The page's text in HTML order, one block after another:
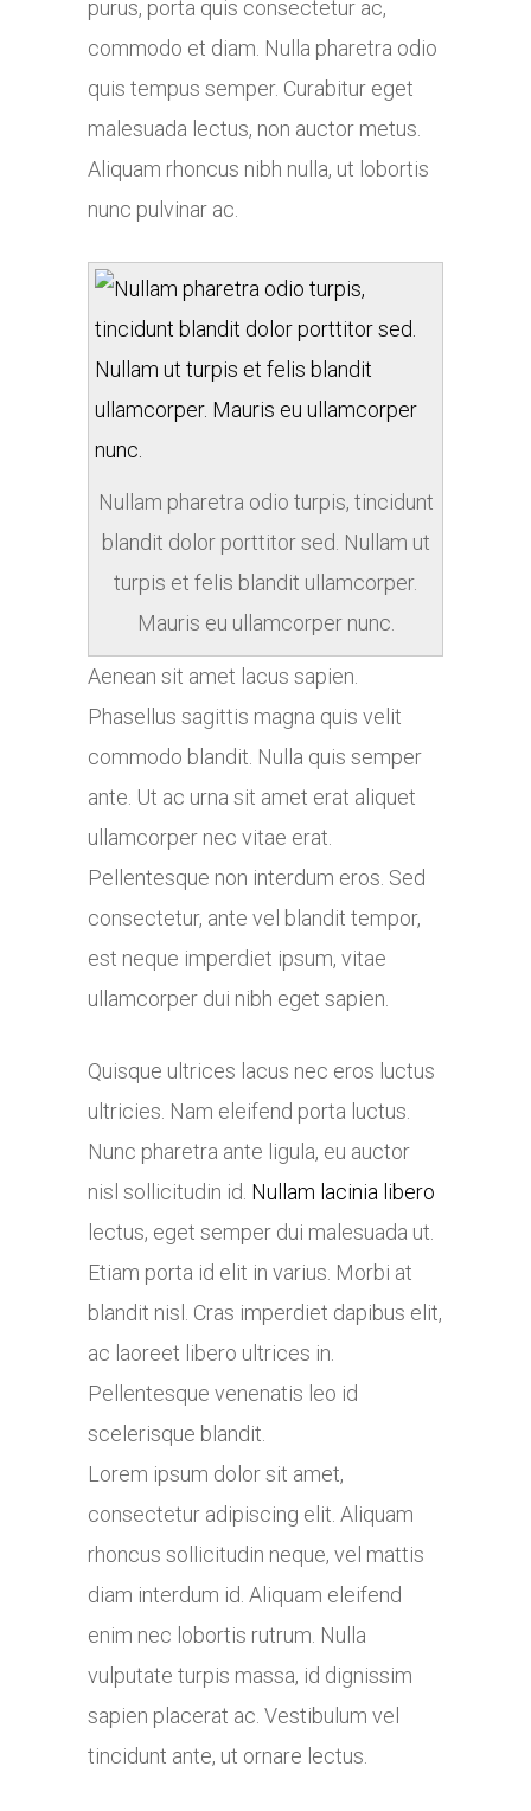
purus, porta quis consectetur ac,
commodo et diam. Nulla pharetra odio
quis tempus semper. Curabitur eget
malesuada lectus, non auctor metus.
Aliquam rhoncus nibh nulla, ut lobortis
nunc pulvinar ac.
Nullam pharetra odio turpis, tincidunt
blandit dolor porttitor sed. Nullam ut
turpis et felis blandit ullamcorper.
Mauris eu ullamcorper nunc.
Aenean sit amet lacus sapien.
Phasellus sagittis magna quis velit
commodo blandit. Nulla quis semper
ante. Ut ac urna sit amet erat aliquet
ullamcorper nec vitae erat.
Pellentesque non interdum eros. Sed
consectetur, ante vel blandit tempor,
est neque imperdiet ipsum, vitae
ullamcorper dui nibh eget sapien.
Quisque ultrices lacus nec eros luctus
ultricies. Nam eleifend porta luctus.
Nunc pharetra ante ligula, eu auctor
nisl sollicitudin id. Nullam lacinia libero
lectus, eget semper dui malesuada ut.
Etiam porta id elit in varius. Morbi at
blandit nisl. Cras imperdiet dapibus elit,
ac laoreet libero ultrices in.
Pellentesque venenatis leo id
scelerisque blandit.
Lorem ipsum dolor sit amet,
consectetur adipiscing elit. Aliquam
rhoncus sollicitudin neque, vel mattis
diam interdum id. Aliquam eleifend
enim nec lobortis rutrum. Nulla
vulputate turpis massa, id dignissim
sapien placerat ac. Vestibulum vel
tincidunt ante, ut ornare lectus.